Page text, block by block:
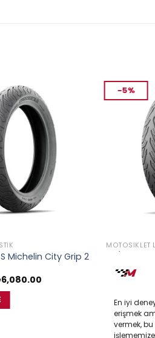
En iyi
erişmek
vermek,
Michelin City Grip 2
6,080.00Şu
-5%
MOTOSIKLET
Lastik
4,300.00
SEPETE